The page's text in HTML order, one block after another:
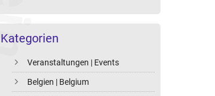
Kategorien
Veranstaltungen | Events
Belgien | Belgium